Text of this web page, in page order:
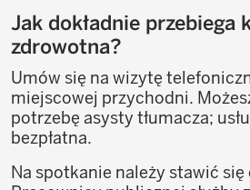
Jak dokładnie przebiega
zdrowotna?
Umów się na wizytę
miejscowej przychodni.
potrzebę asysty tłumacza;
bezpłatna.
Na spotkanie należy stawić się